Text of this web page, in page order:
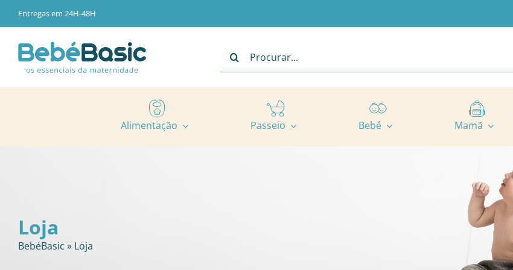
Entregas em 24H-48H
Alimentação Passeio Bebé Mamã
Loja
BebéBasic » Loja